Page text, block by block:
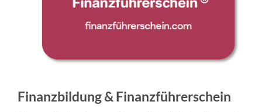
Finanzbildung & Finanzführerschein